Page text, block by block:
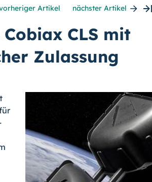
Artikel nächster Artikel
CLS mit
Zulassung